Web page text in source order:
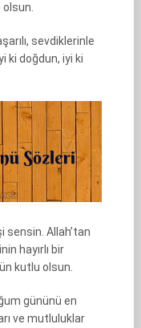
sevdiklerinle
ki doğdun, iyi ki
sensin. Allah’tan
hayırlı bir
kutlu olsun.
gününü en
ve mutluluklar